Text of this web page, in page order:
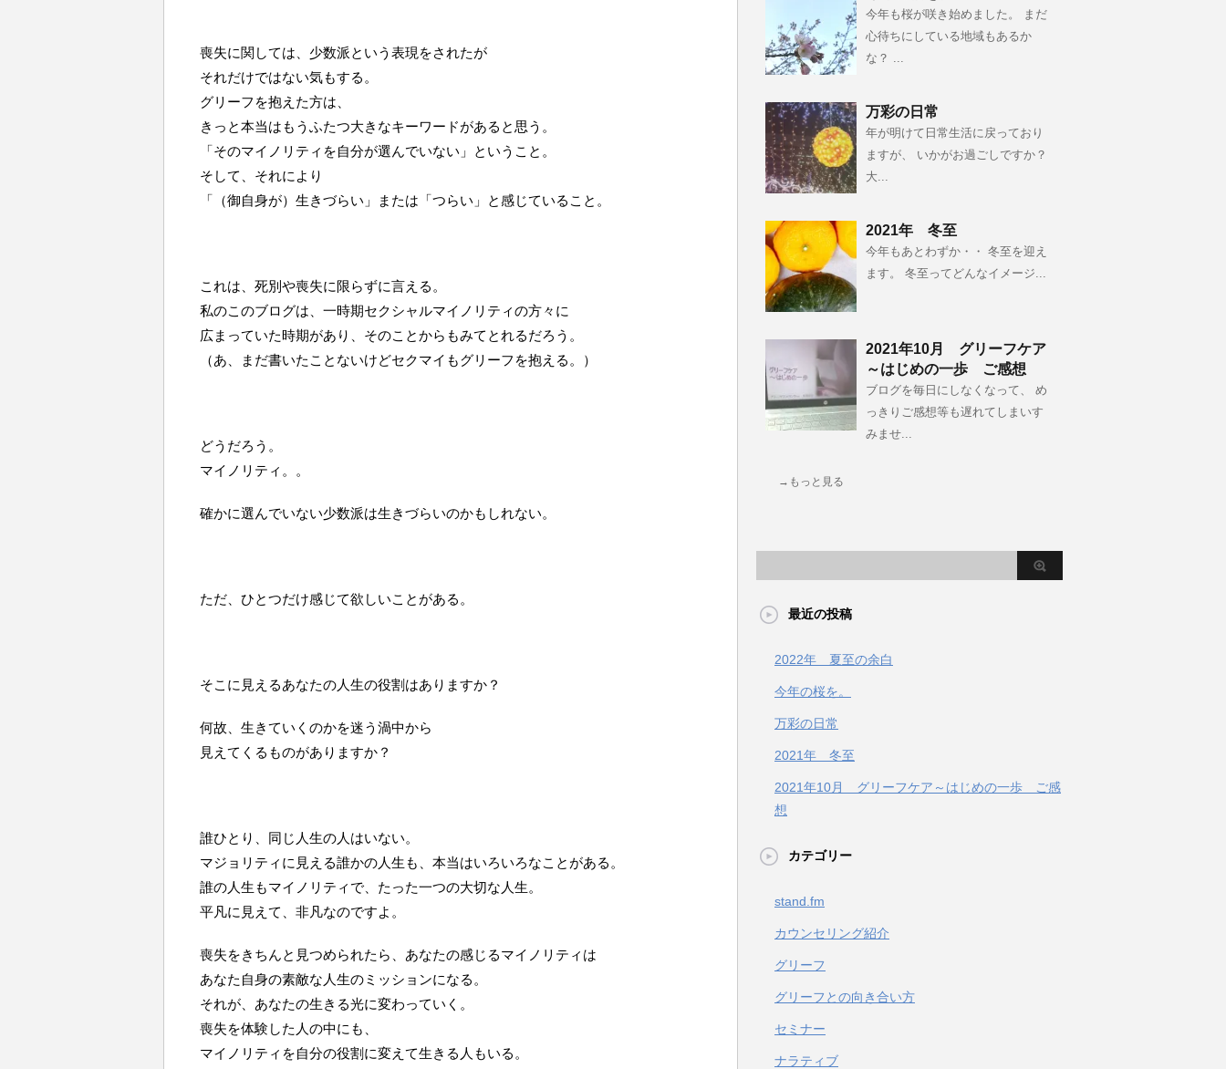
喪失に関しては、少数派という表現をされたが
それだけではない気もする。
グリーフを抱えた方は、
きっと本当はもうふたつ大きなキーワードがあると思う。
「そのマイノリティを自分が選んでいない」ということ。
そして、それにより
「（御自身が）生きづらい」または「つらい」と感じていること。
これは、死別や喪失に限らずに言える。
私のこのブログは、一時期セクシャルマイノリティの方々に
広まっていた時期があり、そのことからもみてとれるだろう。
（あ、まだ書いたことないけどセクマイもグリーフを抱える。）
どうだろう。
マイノリティ。。
確かに選んでいない少数派は生きづらいのかもしれない。
ただ、ひとつだけ感じて欲しいことがある。
そこに見えるあなたの人生の役割はありますか？
何故、生きていくのかを迷う渦中から
見えてくるものがありますか？
誰ひとり、同じ人生の人はいない。
マジョリティに見える誰かの人生も、本当はいろいろなことがある。
誰の人生もマイノリティで、たった一つの大切な人生。
平凡に見えて、非凡なのですよ。
喪失をきちんと見つめられたら、あなたの感じるマイノリティは
あなた自身の素敵な人生のミッションになる。
それが、あなたの生きる光に変わっていく。
喪失を体験した人の中にも、
マイノリティを自分の役割に変えて生きる人もいる。
今年も桜が咲き始めました。 まだ
心待ちにしている地域もあるか
な？ ...
万彩の日常
年が明けて日常生活に戻っており
ますが、 いかがお過ごしですか？
大...
2021年 冬至
今年もあとわずか・・ 冬至を迎え
ます。 冬至ってどんなイメージ...
2021年10月 グリーフケア
～はじめの一歩 ご感想
ブログを毎日にしなくなって、 め
っきりご感想等も遅れてしまいす
みませ...
→もっと見る
最近の投稿
2022年 夏至の余白
今年の桜を。
万彩の日常
2021年 冬至
2021年10月 グリーフケア～はじめの一歩 ご感
想
カテゴリー
stand.fm
カウンセリング紹介
グリーフ
グリーフとの向き合い方
セミナー
ナラティブ